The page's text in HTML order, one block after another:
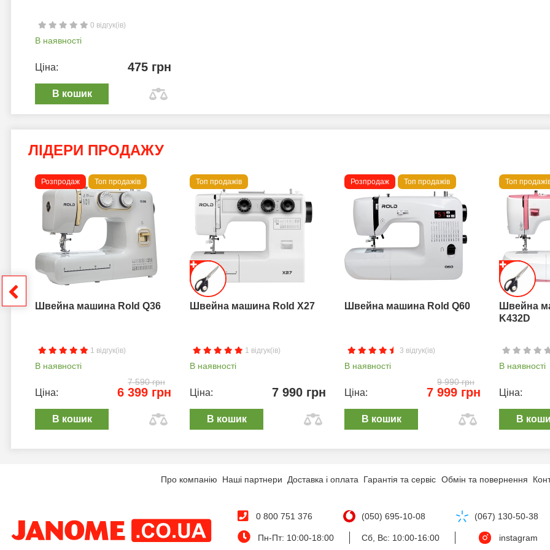
0 відгук(ів)
В наявності
Ціна: 475 грн
В кошик
ЛІДЕРИ ПРОДАЖУ
Розпродаж Топ продажів
Швейна машина Rold Q36
1 відгук(ів)
В наявності
7 590 грн
Ціна: 6 399 грн
В кошик
Топ продажів
Швейна машина Rold X27
1 відгук(ів)
В наявності
Ціна: 7 990 грн
В кошик
Розпродаж Топ продажів
Швейна машина Rold Q60
3 відгук(ів)
В наявності
9 990 грн
Ціна: 7 999 грн
В кошик
Топ
Швейна
K432D
В наявності
Ціна:
В
Про компанію Наші партнери Доставка і оплата Гарантія та сервіс Обмін та повернення
0 800 751 376 (050) 695-10-08 (067) 130-50-38
Пн-Пт: 10:00-18:00 Сб, Вс: 10:00-16:00 instagram